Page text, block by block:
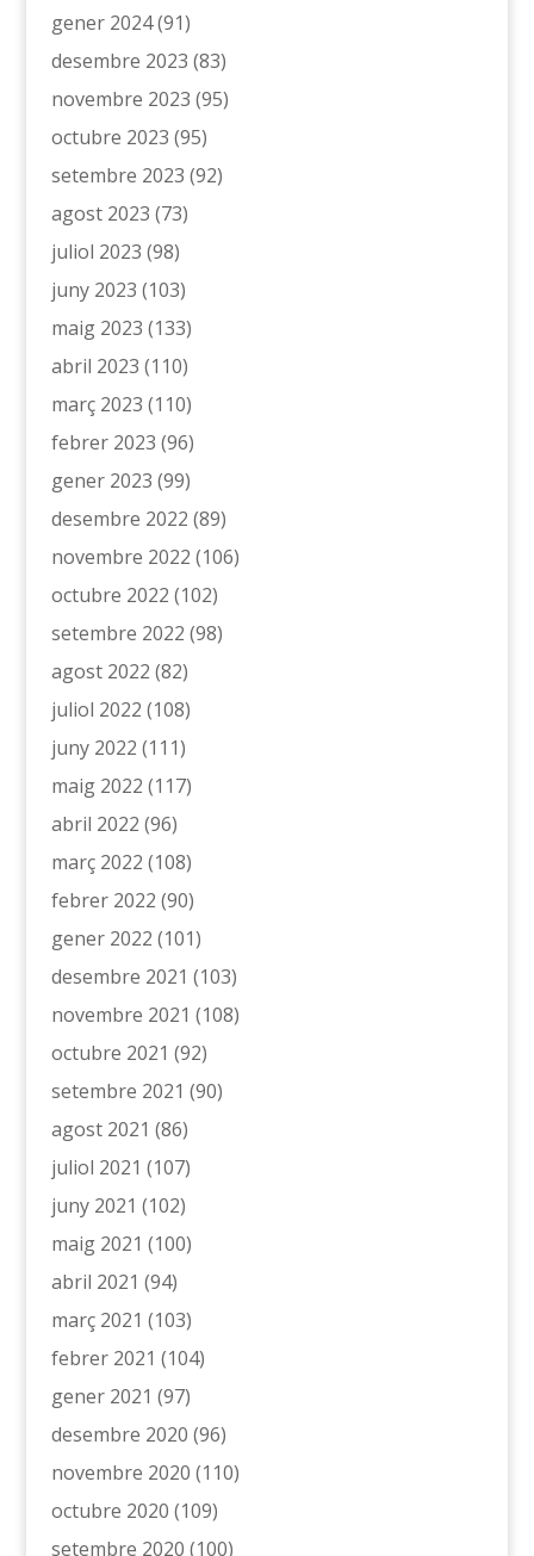
gener 2024(91)
desembre 2023 (83)
novembre 2023 (95)
octubre 2023 (95)
setembre 2023 (92)
agost 2023 (73)
juliol 2023 (98)
juny 2023 (103)
maig 2023 (133)
abril 2023 (110)
març 2023 (110)
febrer 2023 (96)
gener 2023 (99)
desembre 2022 (89)
novembre 2022 (106)
octubre 2022 (102)
setembre 2022 (98)
agost 2022 (82)
juliol 2022 (108)
juny 2022 (111)
maig 2022 (117)
abril 2022 (96)
març 2022 (108)
febrer 2022 (90)
gener 2022 (101)
desembre 2021 (103)
novembre 2021 (108)
octubre 2021 (92)
setembre 2021 (90)
agost 2021 (86)
juliol 2021 (107)
juny 2021 (102)
maig 2021 (100)
abril 2021 (94)
març 2021 (103)
febrer 2021 (104)
gener 2021 (97)
desembre 2020 (96)
novembre 2020 (110)
octubre 2020 (109)
setembre 2020 (100)